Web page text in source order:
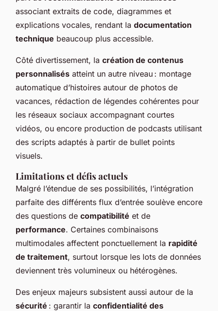
associant extraits de code, diagrammes et
explications vocales, rendant la documentation
technique beaucoup plus accessible.
Côté divertissement, la création de contenus
personnalisés atteint un autre niveau : montage
automatique d’histoires autour de photos de
vacances, rédaction de légendes cohérentes pour
les réseaux sociaux accompagnant courtes
vidéos, ou encore production de podcasts utilisant
des scripts adaptés à partir de bullet points
visuels.
Limitations et défis actuels
Malgré l’étendue de ses possibilités, l’intégration
parfaite des différents flux d’entrée soulève encore
des questions de compatibilité et de
performance. Certaines combinaisons
multimodales affectent ponctuellement la rapidité
de traitement, surtout lorsque les lots de données
deviennent très volumineux ou hétérogènes.
Des enjeux majeurs subsistent aussi autour de la
sécurité : garantir la confidentialité des